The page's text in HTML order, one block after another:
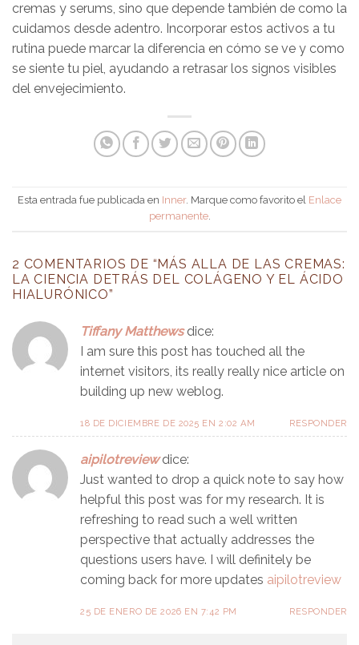
cremas y serums, sino que depende también de como la
cuidamos desde adentro. Incorporar estos activos a tu
rutina puede marcar la diferencia en cómo se ve y como
se siente tu piel, ayudando a retrasar los signos visibles
del envejecimiento.
Esta entrada fue publicada en Inner. Marque como favorito el Enlace
permanente.
2 COMENTARIOS DE “MÁS ALLA DE LAS CREMAS:
LA CIENCIA DETRÁS DEL COLÁGENO Y EL ÁCIDO
HIALURÓNICO”
Tiffany Matthews dice:
I am sure this post has touched all the
internet visitors, its really really nice article on
building up new weblog.
18 DE DICIEMBRE DE 2025 EN 2:02 AM RESPONDER
aipilotreview dice:
Just wanted to drop a quick note to say how
helpful this post was for my research. It is
refreshing to read such a well written
perspective that actually addresses the
questions users have. I will definitely be
coming back for more updates aipilotreview
25 DE ENERO DE 2026 EN 7:42 PM RESPONDER